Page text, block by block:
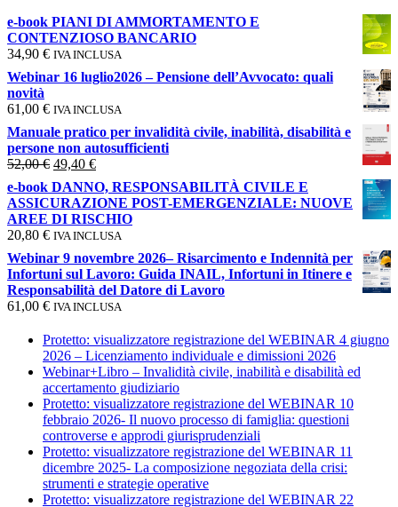
e-book PIANI DI AMMORTAMENTO E
CONTENZIOSO BANCARIO
34,90 € IVA INCLUSA
Webinar 16 luglio2026 – Pensione dell’Avvocato: quali
novità
61,00 € IVA INCLUSA
Manuale pratico per invalidità civile, inabilità, disabilità e
persone non autosufficienti
52,00€ Il
prezzo
originale
era:
52,00 €.
49,40 €Il
prezzo
attuale
è:
49,40 €.
e-book DANNO, RESPONSABILITÀ CIVILE E
ASSICURAZIONE POST-EMERGENZIALE: NUOVE
AREE DI RISCHIO
20,80 € IVA INCLUSA
Webinar 9 novembre 2026– Risarcimento e Indennità per
Infortuni sul Lavoro: Guida INAIL, Infortuni in Itinere e
Responsabilità del Datore di Lavoro
61,00 € IVA INCLUSA
Protetto: visualizzatore registrazione del WEBINAR 4 giugno
2026 – Licenziamento individuale e dimissioni 2026
Webinar+Libro – Invalidità civile, inabilità e disabilità ed
accertamento giudiziario
Protetto: visualizzatore registrazione del WEBINAR 10
febbraio 2026- Il nuovo processo di famiglia: questioni
controverse e approdi giurisprudenziali
Protetto: visualizzatore registrazione del WEBINAR 11
dicembre 2025- La composizione negoziata della crisi:
strumenti e strategie operative
Protetto: visualizzatore registrazione del WEBINAR 22